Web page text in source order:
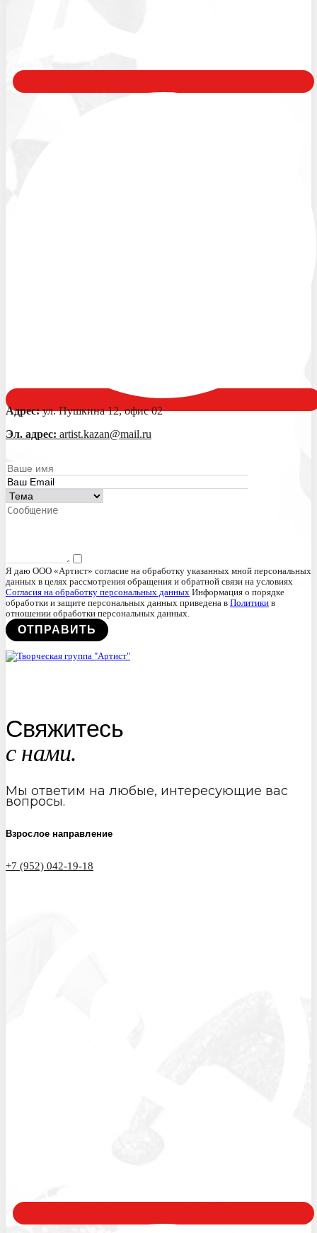
Адрес:ул. Пушкина 12, офис 02
Эл. адрес: artist.kazan@mail.ru
Я даю ООО «Артист» согласие на обработку указанных мной персональных
данных в целях рассмотрения обращения и обратной связи на условиях
Согласия на обработку персональных данных Информация о порядке
обработки и защите персональных данных приведена в Политики в
отношении обработки персональных данных.
Свяжитесь
с нами.
Мы ответим на любые, интересующие вас
вопросы.
Взрослое направление
+7 (952) 042-19-18